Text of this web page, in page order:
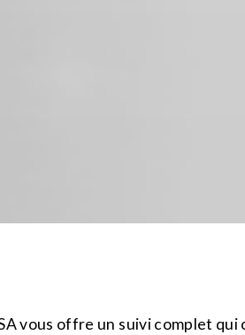
vous offre un suivi complet